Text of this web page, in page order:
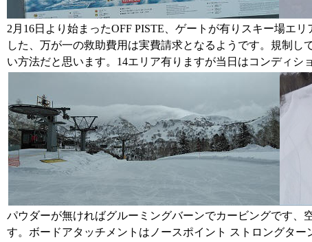
2月16日より始まったOFF PISTE、ゲートが有りスキー場エ
した、万が一の救助費用は実費請求となるようです。規制し
い方法だと思います。14エリア有りますが当日はコンディシ
パウダーが無ければグルーミングバーンでカービングです、
す。ボードアタッチメントはノースポイント ストロングタ